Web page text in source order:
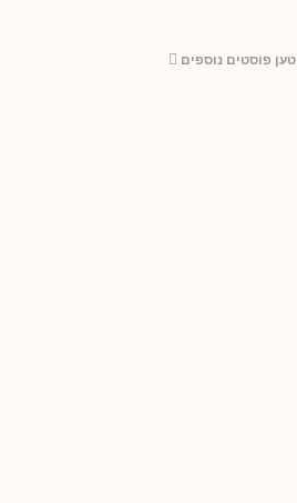
טען פוסטים נוספים